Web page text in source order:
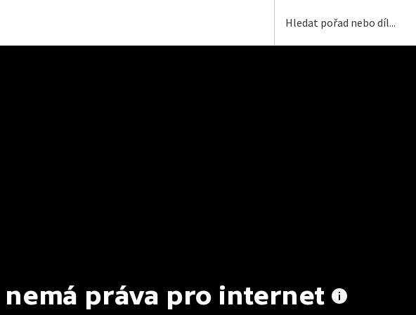
nemá práva pro internet